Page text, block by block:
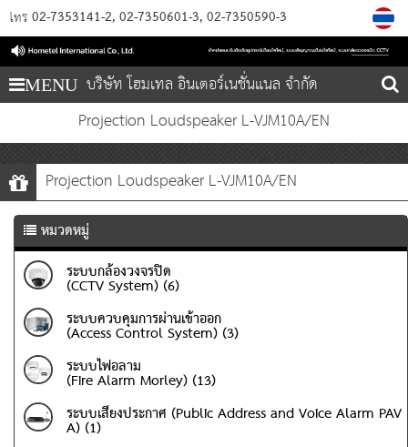
โทร 02-7353141-2 02-7350601-3 02-7350590-3
MENU บริษัท โฮมเทล อินเตอร์เนชั่นแนล จำกัด
Projection Loudspeaker L-VJM10A/EN
Projection Loudspeaker L-VJM10A/EN
หมวดหมู่
ระบบกล้องวงจรปิด
(CCTV System) (6)
ระบบควบคุมการผ่านเข้าออก
(Access Control System) (3)
ระบบไฟอลาม
(Fire Alarm Morley) (13)
ระบบเสียงประกาศ (Public Address and Voice Alarm PAV
A) (1)